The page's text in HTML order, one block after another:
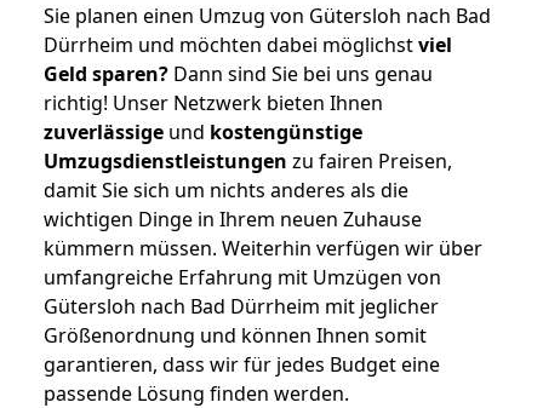
Sie planen einen Umzug von Gütersloh nach Bad
Dürrheim und möchten dabei möglichstviel
Geld sparen? Dann sind Sie bei uns genau
richtig! Unser Netzwerk bieten Ihnen
zuverlässige und kostengünstige
Umzugsdienstleistungen zu fairen Preisen,
damit Sie sich um nichts anderes als die
wichtigen Dinge in Ihrem neuen Zuhause
kümmern müssen. Weiterhin verfügen wir über
umfangreiche Erfahrung mit Umzügen von
Gütersloh nach Bad Dürrheim mit jeglicher
Größenordnung und können Ihnen somit
garantieren, dass wir für jedes Budget eine
passende Lösung finden werden.